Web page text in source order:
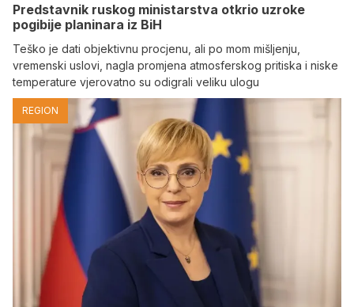
Predstavnik ruskog ministarstva otkrio uzroke
pogibije planinara iz BiH
Teško je dati objektivnu procjenu, ali po mom mišljenju,
vremenski uslovi, nagla promjena atmosferskog pritiska i niske
temperature vjerovatno su odigrali veliku ulogu
REGION